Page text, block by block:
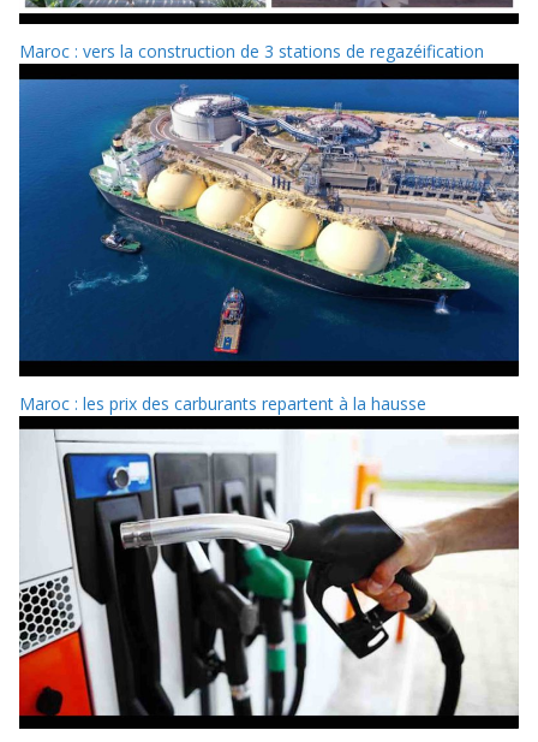
Maroc : vers la construction de 3 stations de regazéification
Maroc : les prix des carburants repartent à la hausse